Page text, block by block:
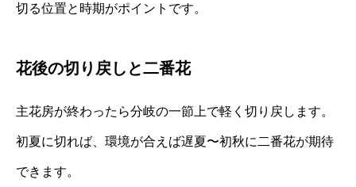
切る位置と時期がポイントです。
花後の切り戻しと二番花
主花房が終わったら分岐の一節上で軽く切り戻します。
初夏に切れば、環境が合えば遅夏〜初秋に二番花が期待
できます。